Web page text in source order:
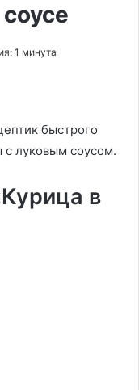
1 минута
быстрого
с луковым соусом.
в